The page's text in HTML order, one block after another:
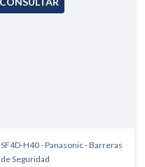
SF4D-H40 - Panasonic - Barreras
de Seguridad